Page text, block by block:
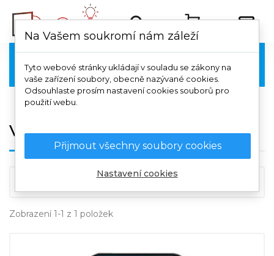
Vivo 
Vivo Y20 / Y20S
Zobrazení 1-1 z 1 položek
Na Vašem soukromí nám záleží
Tyto webové stránky ukládají v souladu se zákony na
vaše zařízení soubory, obecně nazývané cookies.
Odsouhlaste prosím nastavení cookies souborů pro
použití webu.
Přijmout všechny soubory cookies
Nastavení cookies